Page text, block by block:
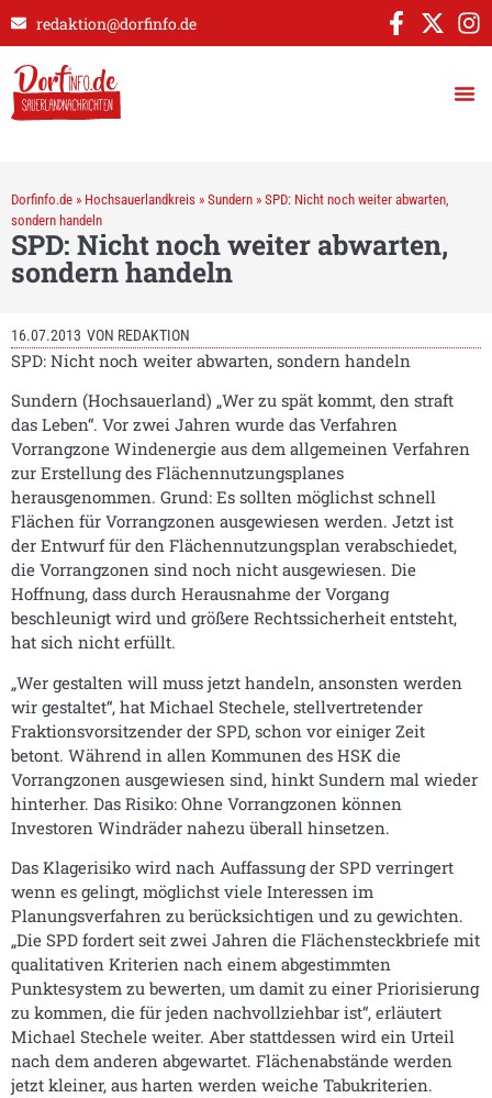
redaktion@dorfinfo.de
Dorfinfo.de » Hochsauerlandkreis » Sundern » SPD: Nicht noch weiter abwarten,
sondern handeln
SPD: Nicht noch weiter abwarten,
sondern handeln
16.07.2013 VON REDAKTION
SPD: Nicht noch weiter abwarten, sondern handeln
Sundern (Hochsauerland) „Wer zu spät kommt, den straft
das Leben“. Vor zwei Jahren wurde das Verfahren
Vorrangzone Windenergie aus dem allgemeinen Verfahren
zur Erstellung des Flächennutzungsplanes
herausgenommen. Grund: Es sollten möglichst schnell
Flächen für Vorrangzonen ausgewiesen werden. Jetzt ist
der Entwurf für den Flächennutzungsplan verabschiedet,
die Vorrangzonen sind noch nicht ausgewiesen. Die
Hoffnung, dass durch Herausnahme der Vorgang
beschleunigt wird und größere Rechtssicherheit entsteht,
hat sich nicht erfüllt.
„Wer gestalten will muss jetzt handeln, ansonsten werden
wir gestaltet“, hat Michael Stechele, stellvertretender
Fraktionsvorsitzender der SPD, schon vor einiger Zeit
betont. Während in allen Kommunen des HSK die
Vorrangzonen ausgewiesen sind, hinkt Sundern mal wieder
hinterher. Das Risiko: Ohne Vorrangzonen können
Investoren Windräder nahezu überall hinsetzen.
Das Klagerisiko wird nach Auffassung der SPD verringert
wenn es gelingt, möglichst viele Interessen im
Planungsverfahren zu berücksichtigen und zu gewichten.
„Die SPD fordert seit zwei Jahren die Flächensteckbriefe mit
qualitativen Kriterien nach einem abgestimmten
Punktesystem zu bewerten, um damit zu einer Priorisierung
zu kommen, die für jeden nachvollziehbar ist“, erläutert
Michael Stechele weiter. Aber stattdessen wird ein Urteil
nach dem anderen abgewartet. Flächenabstände werden
jetzt kleiner, aus harten werden weiche Tabukriterien.